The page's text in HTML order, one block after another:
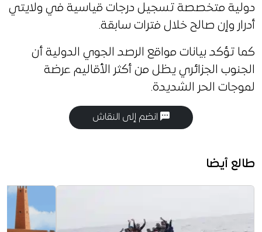
دولية متخصصة تسجيل درجات قياسية في ولايتي
أدرار وإن صالح خلال فترات سابقة.
كما تؤكد بيانات مواقع الرصد الجوي الدولية أن
الجنوب الجزائري يظل من أكثر الأقاليم عرضة
لموجات الحر الشديدة.
انضم إلى النقاش
طالع أيضا